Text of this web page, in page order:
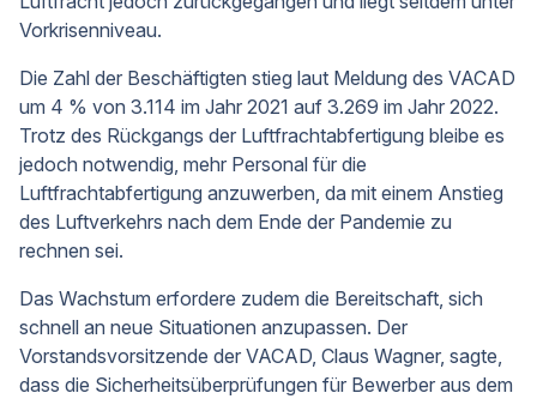
Vorkrisenniveau.
Die Zahl der Beschäftigten stieg laut Meldung des VACAD
um 4 % von 3.114 im Jahr 2021 auf 3.269 im Jahr 2022.
Trotz des Rückgangs der Luftfrachtabfertigung bleibe es
jedoch notwendig, mehr Personal für die
Luftfrachtabfertigung anzuwerben, da mit einem Anstieg
des Luftverkehrs nach dem Ende der Pandemie zu
rechnen sei.
Das Wachstum erfordere zudem die Bereitschaft, sich
schnell an neue Situationen anzupassen. Der
Vorstandsvorsitzende der VACAD, Claus Wagner, sagte,
dass die Sicherheitsüberprüfungen für Bewerber aus dem